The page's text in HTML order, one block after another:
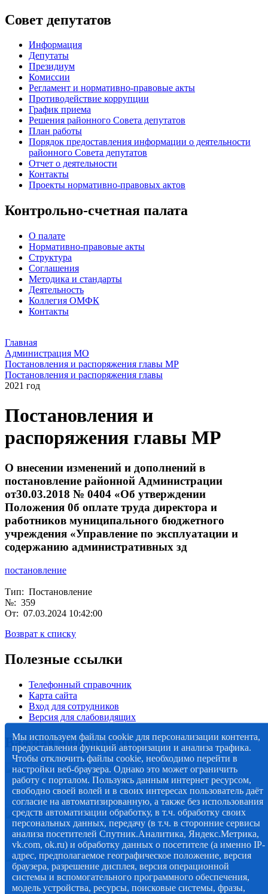
Совет депутатов
Информация
Депутаты
Президиум
Комиссии
Регламент и нормативно-правовые акты
Противодействие коррупции
График приема
Решения районного Совета депутатов
План работы
Порядок предоставления информации о деятельности
районного Совета депутатов
Отчет о деятельности
Контакты
Проекты нормативно-правовых актов
Контрольно-счетная палата
О палате
Нормативно-правовые акты
Структура
Соглашения
Методика и стандарты
Деятельность
Коллегия ОМФК
Контакты
Главная
Администрация МО
Постановления и распоряжения главы МР
Постановления и распоряжения главы
2021 год
Постановления и
распоряжения главы МР
О внесении изменений и дополнений в
постановление районной Администрации
от30.03.2018 № 0404 «Об утверждении
Положения 0б оплате труда директора и
работников муниципального бюджетного
учреждения «Управление по эксплуатации и
содержанию административных зд
постановление
Тип: Постановление
№: 359
От: 07.03.2024 10:42:00
Возврат к списку
Полезные ссылки
Телефонный справочник
Карта сайта
Вход для сотрудников
Версия для слабовидящих
Важная информация
Мы используем файлы cookie для персонализации контента,
предоставления функций авторизации и анализа трафика.
Чтобы отключить файлы cookie, необходимо перейти в
настройки веб-браузера. Однако это может ограничить
работу с порталом. Пользуясь данным интернет ресурсом,
свободно своей волей и в своих интересах пользователь даёт
согласие на автоматизированную, а также без использования
средств автоматизации обработку, в т.ч. обработку своих
персональных данных, передачу (в т.ч. в сторонние сервисы
анализа посетителей Спутник.Аналитика, Яндекс.Метрика,
vk.com, ok.ru) и обработку данных о посетителе (а именно IP-
адрес, предполагаемое географическое положение, версия
браузера, разрешение дисплея, версия операционной
системы и вспомогательного программного обеспечения,
модель устройства, ресурсы, поисковые системы, фразы,